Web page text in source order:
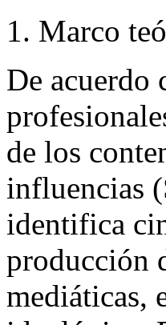
1. Marco
De acuerdo
de los
influencias
identifica
producción
mediáticas,